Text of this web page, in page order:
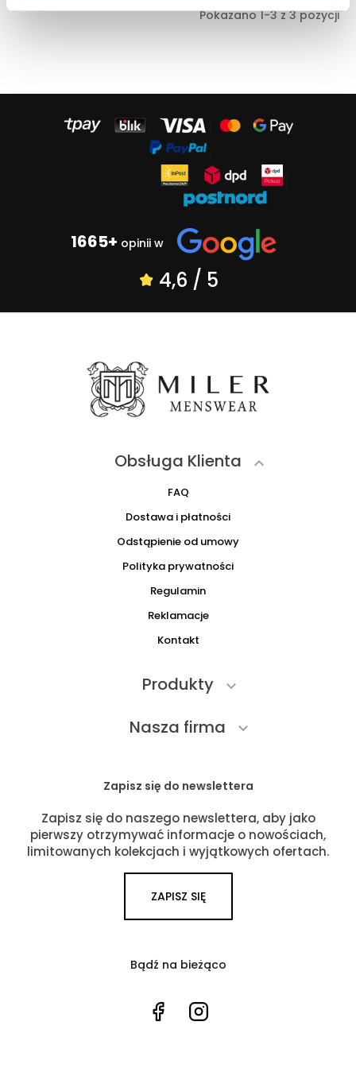
Pokazano 1-3 z 3 pozycji
1665+ opinii w
4,6 / 5
Obsługa Klienta 
FAQ
Dostawa i płatności
Odstąpienie od umowy
Polityka prywatności
Regulamin
Reklamacje
Kontakt
Produkty 
Nasza firma 
Zapisz się do newslettera
Zapisz się do naszego newslettera, aby jako
pierwszy otrzymywać informacje o nowościach,
limitowanych kolekcjach i wyjątkowych ofertach.
ZAPISZ SIĘ
Bądź na bieżąco
Facebook